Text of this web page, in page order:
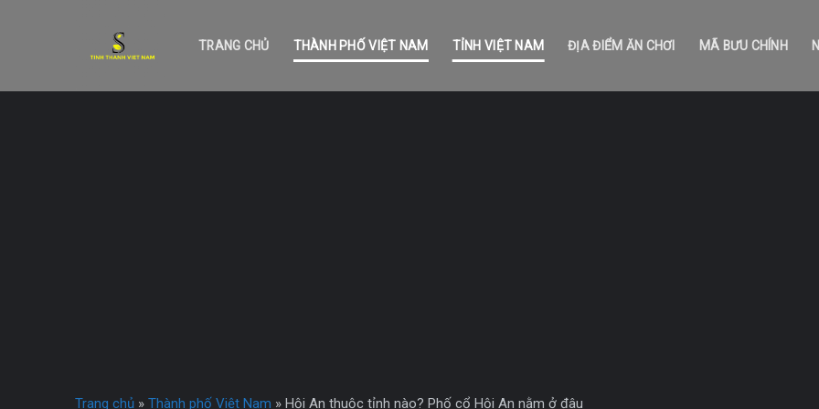
TRANG CHỦ THÀNH PHỐ VIỆT NAM TỈNH VIỆT NAM ĐỊA ĐIỂM ĂN CHƠI MÃ BƯU CHÍNH
Trang chủ » Thành phố Việt Nam » Hội An thuộc tỉnh nào? Phố cổ Hội An nằm ở đâu